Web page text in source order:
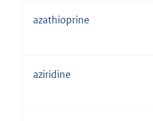
azathioprine
aziridine